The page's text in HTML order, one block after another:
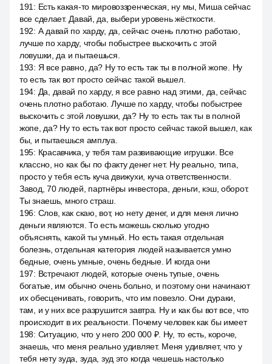
191 : Есть какая-то мировоззренческая, ну мы, Миша сейчас
все сделает. Давай, да, выбери уровень жёсткости.
192: А давай по харду, да, сейчас очень плотно работаю,
лучше по харду, чтобы побыстрее выскочить с этой
ловушки, да и пытаешься.
193: Я все равно, да? Ну то есть так ты в полной жопе. Ну
то есть так вот просто сейчас такой вышел.
194: Да, давай по харду, я все равно над этими, да, сейчас
очень плотно работаю. Лучше по харду, чтобы побыстрее
выскочить с этой ловушки, да? Ну то есть так ты в полной
жопе, да? Ну то есть так вот просто сейчас такой вышел, как
бы, и пытаешься амплуа.
195: Красавчика, у тебя там развивающие игрушки. Все
классно, но как бы по факту денег нет. Ну реально, типа,
просто у тебя есть куча движухи, куча ответственности.
Завод, 70 людей, партнёры инвестора, деньги, кэш, оборот.
Ты знаешь, много страш.
196: Слов, как скаю, вот, но нету денег, и для меня лично
деньги являются. То есть можешь сколько угодно
объяснять, какой ты умный. Но есть такая отдельная
болезнь, отдельная категория людей называется умно
бедные, очень умные, очень бедные. И когда они
197: Встречают людей, которые очень тупые, очень
богатые, им обычно очень больно, и поэтому они начинают
их обесценивать, говорить, что им повезло. Они дураки,
там, и у них все разрушится завтра. Ну и как бы вот все, что
происходит в их реальности. Почему человек как бы имеет
198: Ситуацию, что у него 200 000 ₽. Ну, то есть, короче,
знаешь, что меня реально удивляет. Меня удивляет, что у
тебя нету зуда, зуда, зуд это когда чешешь настолько